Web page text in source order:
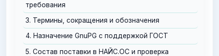
требования
3. Термины, сокращения и обозначения
4. Назначение GnuPG с поддержкой ГОСТ
5. Состав поставки в НАЙС.ОС и проверка